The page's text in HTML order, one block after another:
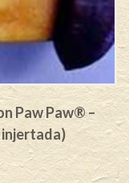
Paw Paw® –